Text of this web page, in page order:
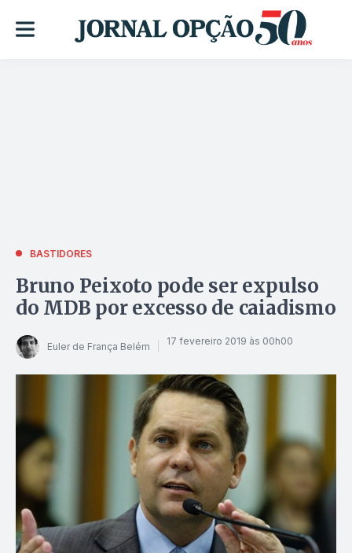
BASTIDORES
Bruno Peixoto pode ser expulso
do MDB por excesso de caiadismo
Euler de França Belém 17 fevereiro 2019 às 00h00